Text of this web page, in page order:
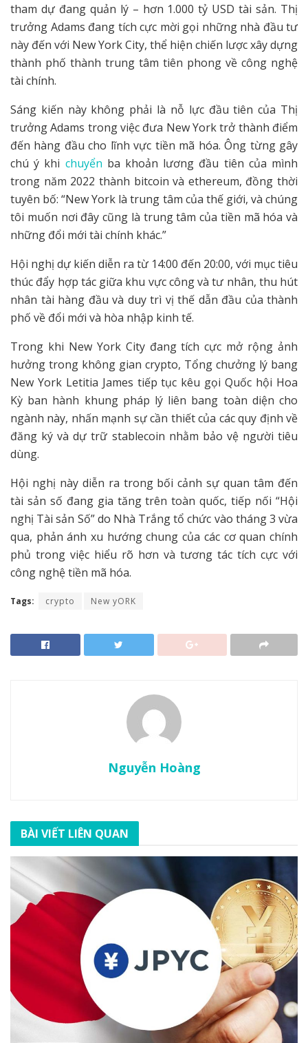
tham dự đang quản lý – hơn 1.000 tỷ USD tài sản. Thị
trưởng Adams đang tích cực mời gọi những nhà đầu tư
này đến với New York City, thể hiện chiến lược xây dựng
thành phố thành trung tâm tiên phong về công nghệ
tài chính.
Sáng kiến này không phải là nỗ lực đầu tiên của Thị
trưởng Adams trong việc đưa New York trở thành điểm
đến hàng đầu cho lĩnh vực tiền mã hóa. Ông từng gây
chú ý khi chuyển ba khoản lương đầu tiên của mình
trong năm 2022 thành bitcoin và ethereum, đồng thời
tuyên bố: “New York là trung tâm của thế giới, và chúng
tôi muốn nơi đây cũng là trung tâm của tiền mã hóa và
những đổi mới tài chính khác.”
Hội nghị dự kiến diễn ra từ 14:00 đến 20:00, với mục tiêu
thúc đẩy hợp tác giữa khu vực công và tư nhân, thu hút
nhân tài hàng đầu và duy trì vị thế dẫn đầu của thành
phố về đổi mới và hòa nhập kinh tế.
Trong khi New York City đang tích cực mở rộng ảnh
hưởng trong không gian crypto, Tổng chưởng lý bang
New York Letitia James tiếp tục kêu gọi Quốc hội Hoa
Kỳ ban hành khung pháp lý liên bang toàn diện cho
ngành này, nhấn mạnh sự cần thiết của các quy định về
đăng ký và dự trữ stablecoin nhằm bảo vệ người tiêu
dùng.
Hội nghị này diễn ra trong bối cảnh sự quan tâm đến
tài sản số đang gia tăng trên toàn quốc, tiếp nối “Hội
nghị Tài sản Số” do Nhà Trắng tổ chức vào tháng 3 vừa
qua, phản ánh xu hướng chung của các cơ quan chính
phủ trong việc hiểu rõ hơn và tương tác tích cực với
công nghệ tiền mã hóa.
Tags: crypto New yORK
Nguyễn Hoàng
BÀI VIẾT LIÊN QUAN